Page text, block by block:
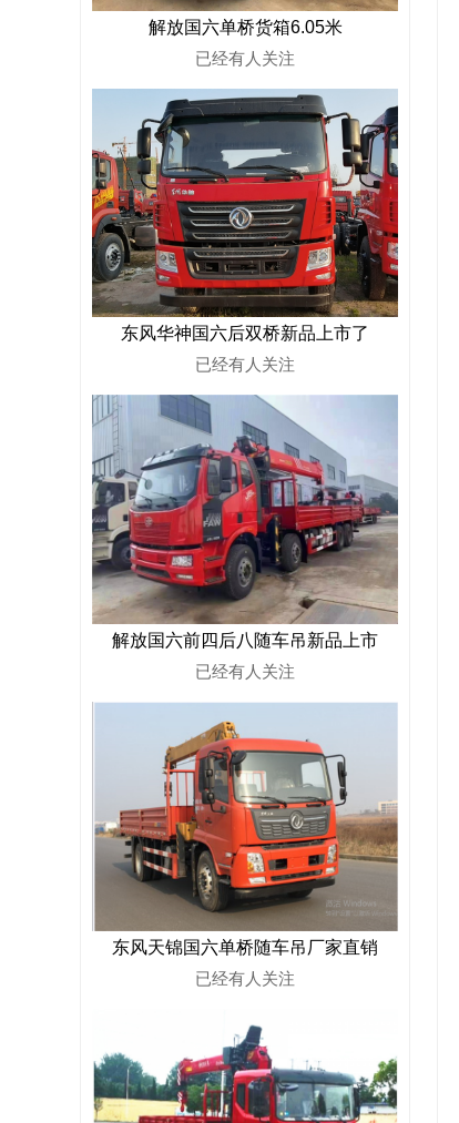
解放国六单桥货箱6.05米
已经有人关注
东风华神国六后双桥新品上市了
已经有人关注
解放国六前四后八随车吊新品上市
已经有人关注
东风天锦国六单桥随车吊厂家直销
已经有人关注